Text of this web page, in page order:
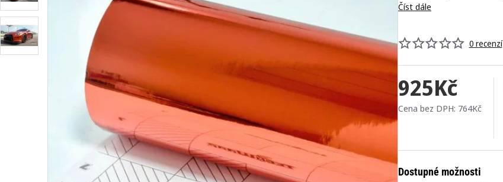
Číst dále
0 recenzí
925Kč
Cena bez DPH: 764Kč
Dostupné možnosti